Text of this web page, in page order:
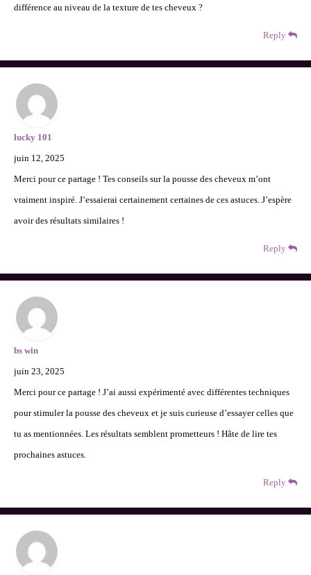
différence au niveau de la texture de tes cheveux ?
Reply
lucky 101
juin 12, 2025
Merci pour ce partage ! Tes conseils sur la pousse des cheveux m’ont
vraiment inspiré. J’essaierai certainement certaines de ces astuces. J’espère
avoir des résultats similaires !
Reply
bs win
juin 23, 2025
Merci pour ce partage ! J’ai aussi expérimenté avec différentes techniques
pour stimuler la pousse des cheveux et je suis curieuse d’essayer celles que
tu as mentionnées. Les résultats semblent prometteurs ! Hâte de lire tes
prochaines astuces.
Reply